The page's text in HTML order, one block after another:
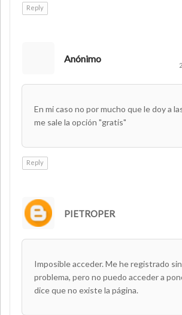
Reply
Anónimo
En mi caso no por mucho que le doy a
me sale la opción "gratis"
Reply
PIETROPER
Imposible acceder. Me he registrado
problema, pero no puedo acceder a
dice que no existe la página.